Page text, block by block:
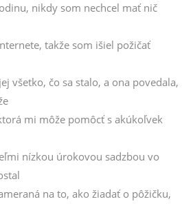
nikdy som nechcel mať nič
takže som išiel požičať
všetko, čo sa stalo, a ona povedala,
mi môže pomôcť s akúkoľvek
nízkou úrokovou sadzbou vo
na to, ako žiadať o pôžičku,